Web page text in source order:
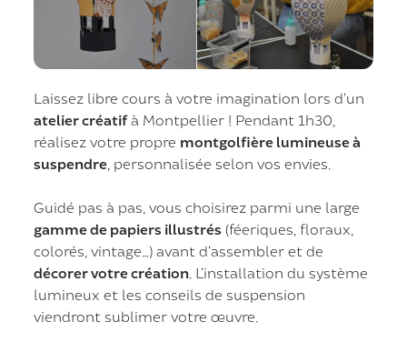
Laissez libre cours à votre imagination lors d’un
atelier créatifà Montpellier ! Pendant 1h30,
réalisez votre propre montgolfière lumineuse à
suspendre , personnalisée selon vos envies.
Guidé pas à pas, vous choisirez parmi une large
gamme de papiers illustrés (féeriques, floraux,
colorés, vintage…) avant d’assembler et de
décorer votre création . L’installation du système
lumineux et les conseils de suspension
viendront sublimer votre œuvre.